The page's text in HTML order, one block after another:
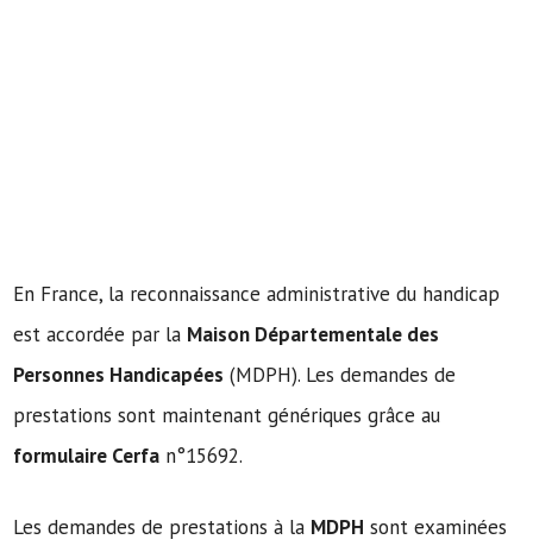
En France, la reconnaissance administrative du handicap
est accordée par la Maison Départementale des
Personnes Handicapées (MDPH). Les demandes de
prestations sont maintenant génériques grâce au
formulaire Cerfa n°15692.
Les demandes de prestations à la MDPH sont examinées